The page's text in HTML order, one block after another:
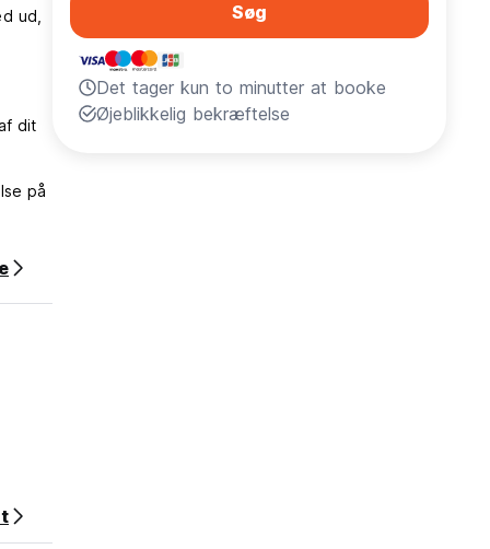
ud,
dit
på
Søg
Det tager kun to minutter at booke
Øjeblikkelig bekræftelse